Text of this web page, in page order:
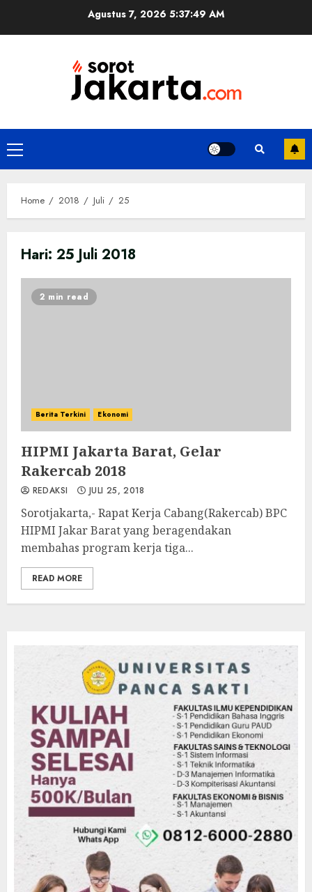
Agustus 7, 2026 5:37:49 AM
Primary
Menu
Home 2018 Juli 25
Hari: 25 Juli 2018
2 min read
Berita Terkini Ekonomi
HIPMI Jakarta Barat, Gelar
Rakercab 2018
REDAKSI JULI 25, 2018
Sorotjakarta,- Rapat Kerja Cabang(Rakercab) BPC
HIPMI Jakar Barat yang beragendakan
membahas program kerja tiga...
READ MORE